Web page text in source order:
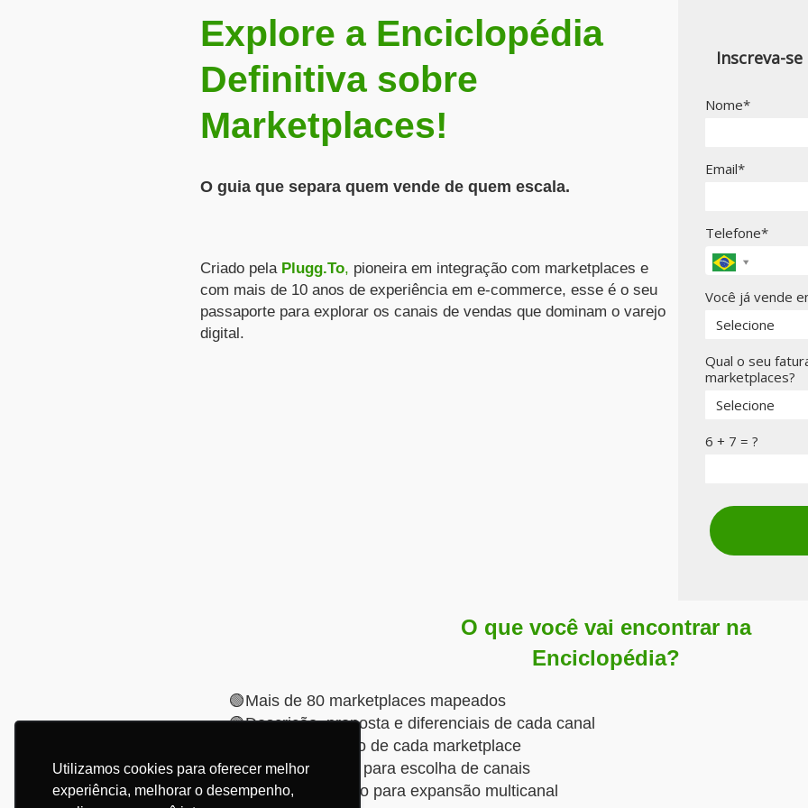
Utilizamos cookies para oferecer melhor
experiência, melhorar o desempenho,
Explore a Enciclopédia
Definitiva sobre
Marketplaces!
O guia que separa quem vende de quem escala.
Criado pela Plugg.To, pioneira em integração com marketplaces e
com mais de 10 anos de experiência em e-commerce, esse é o seu
passaporte para explorar os canais de vendas que dominam o varejo
digital.
Inscreva-
Nome*
Email*
Telefone*
Você já vende
Qual o seu
marketplaces?
6 + 7 = ?
O que você vai encontrar na
Enciclopédia?
🟢Mais de 80 marketplaces mapeados
🟢Descrição, proposta e diferenciais de cada canal
🟢Perfil estratégico de cada marketplace
🟢Direcionamento para escolha de canais
🟢Conteúdo prático para expansão multicanal